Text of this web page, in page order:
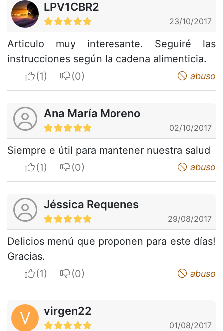
LPV1CBR2
23/10/2017
Articulo muy interesante. Seguiré las
instrucciones según la cadena alimenticia.
I apreciateI do not appreciate abuso
Ana María Moreno
02/10/2017
Siempre e útil para mantener nuestra salud
I apreciateI do not appreciate abuso
Jéssica Requenes
29/08/2017
Delicios menú que proponen para este días!
Gracias.
I apreciateI do not appreciate abuso
V virgen22
01/08/2017